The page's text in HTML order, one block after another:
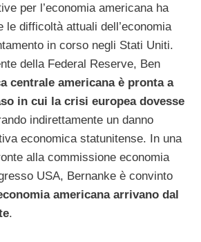
per l’economia americana ha
le difficoltà attuali dell’economia
in corso negli Stati Uniti.
della Federal Reserve, Ben
centrale americana è pronta a
in cui la crisi europea dovesse
indirettamente un danno
economica statunitense. In una
alla commissione economia
USA, Bernanke è convinto
americana arrivano dal
.